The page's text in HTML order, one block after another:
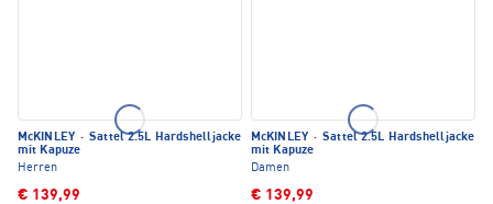
McKINLEY · Sattel 2.5L Hardshelljacke
mit Kapuze
Herren
€ 139,99
McKINLEY · Sattel 2.5L Hardshelljacke
mit Kapuze
Damen
€ 139,99